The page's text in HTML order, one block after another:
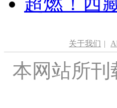
关于我们 |
本网站所刊